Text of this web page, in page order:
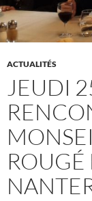
ACTUALITÉS
JEUDI